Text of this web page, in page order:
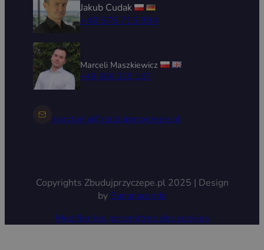
Jakub Cudak
+48 576 715 894
Marceli Maszkiewicz
+48 696 029 167
zapytania@zbudujprzyczepe.pl
Copyrights Zbudujprzyczepe.pl 2025 | Design
by Bananaconda
Modifier les paramètres des cookies